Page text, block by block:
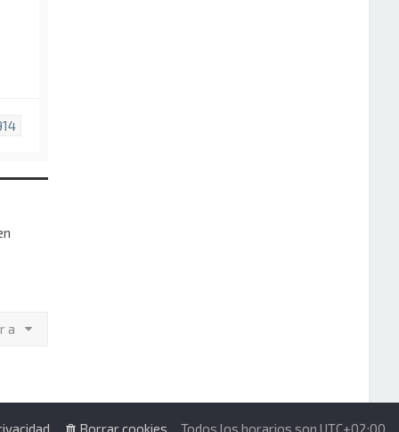
a
Todos los horarios son UTC+02:00
Borrar cookies